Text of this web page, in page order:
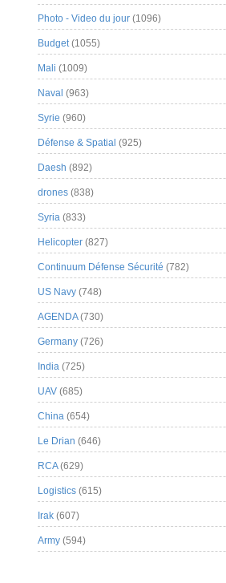
Photo - Video du jour (1096)
Budget(1055)
Mali (1009)
Naval (963)
Syrie (960)
Défense & Spatial (925)
Daesh (892)
drones (838)
Syria (833)
Helicopter (827)
Continuum Défense Sécurité (782)
US Navy (748)
AGENDA(730)
Germany (726)
India (725)
UAV (685)
China (654)
Le Drian (646)
RCA(629)
Logistics (615)
Irak (607)
Army (594)